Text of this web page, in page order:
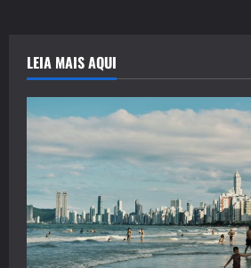
LEIA MAIS AQUI